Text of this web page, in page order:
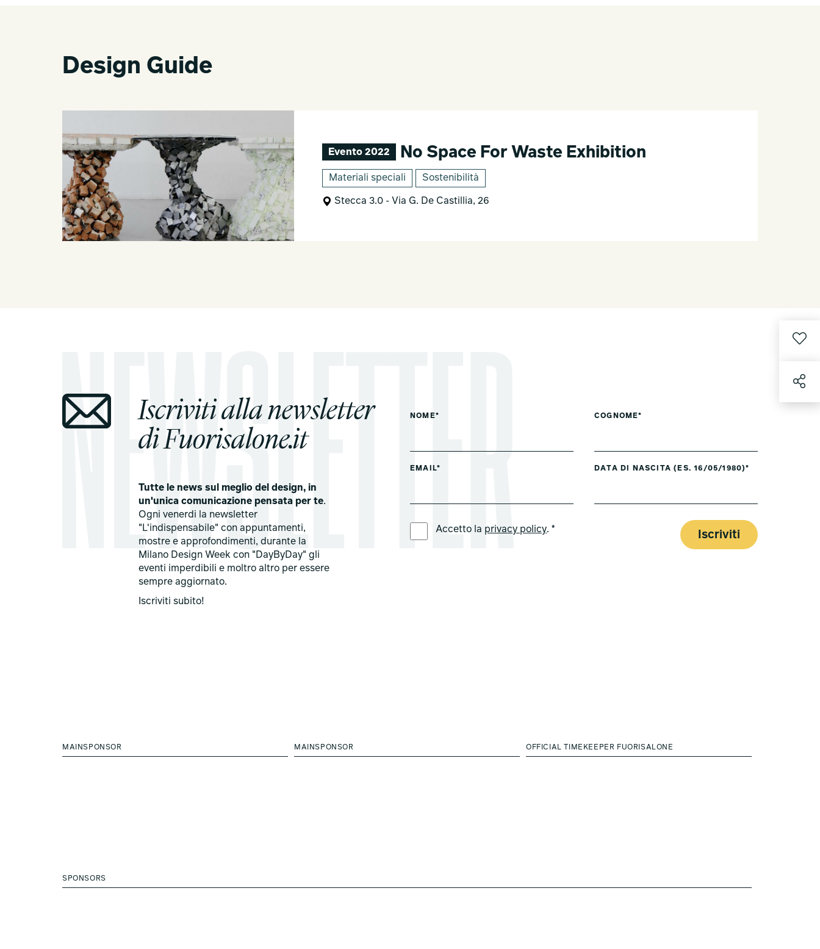
Design Guide
Evento 2022 No Space For Waste Exhibition
Materiali speciali Sostenibilità
Stecca 3.0 - Via G. De Castillia, 26
Iscriviti alla newsletter
di Fuorisalone.it
Tutte le news sul meglio del design, in
un'unica comunicazione pensata per te.
Ogni venerdi la newsletter
"L'indispensabile" con appuntamenti,
mostre e approfondimenti, durante la
Milano Design Week con "DayByDay" gli
eventi imperdibili e moltro altro per essere
sempre aggiornato.
Iscriviti subito!
NOME* COGNOME*
EMAIL* DATA DI NASCITA (ES. 16/05/1980)*
Accetto la privacy policy. * Iscriviti
MAINSPONSOR MAINSPONSOR OFFICIAL TIMEKEEPER FUORISALONE
SPONSORS